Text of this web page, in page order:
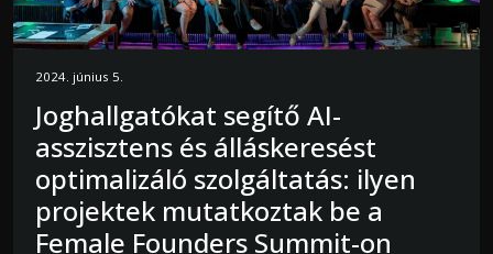
2024. június 5.
Joghallgatókat segítő AI-
asszisztens és álláskeresést
optimalizáló szolgáltatás: ilyen
projektek mutatkoztak be a
Female Founders Summit-on